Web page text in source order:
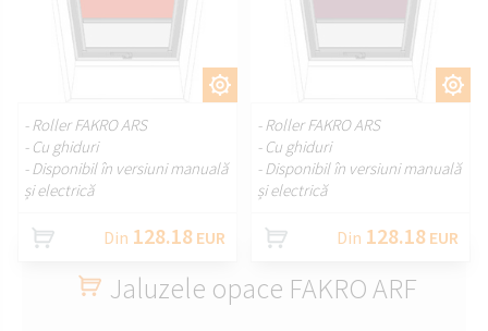
- Roller FAKRO ARS
- Cu ghiduri
- Disponibil în versiuni manuală
și electrică
Din 128.18 EUR
- Roller FAKRO ARS
- Cu ghiduri
- Disponibil în versiuni manuală
și electrică
Din 128.18 EUR
Jaluzele opace FAKRO ARF